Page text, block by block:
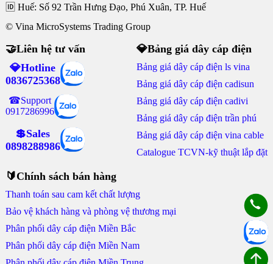
🆔 Huế: Số 92 Trần Hưng Đạo, Phú Xuân, TP. Huế
© Vina MicroSystems Trading Group
🤝Liên hệ tư vấn
💎Hotline
0836725368
☎Support
0917286996
💲Sales
0898288986
💎Bảng giá dây cáp điện
Bảng giá dây cáp điện ls vina
Bảng giá dây cáp điện cadisun
Bảng giá dây cáp điện cadivi
Bảng giá dây cáp điện trần phú
Bảng giá dây cáp điện vina cable
Catalogue TCVN-kỹ thuật lắp đặt
🔰Chính sách bán hàng
Thanh toán sau cam kết chất lượng
Bảo vệ khách hàng và phòng vệ thương mại
Phân phối dây cáp điện Miền Bắc
Phân phối dây cáp điện Miền Nam